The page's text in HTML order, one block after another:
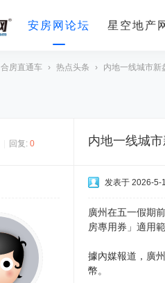
安房网论坛 星空地产
合房直通车 › 热点头条 › 内地一线城市新
回复: 0 内地一线城
发表于 2026-5-
廣州在五一假期
房專用券」適用
據內媒報道，廣
幣。